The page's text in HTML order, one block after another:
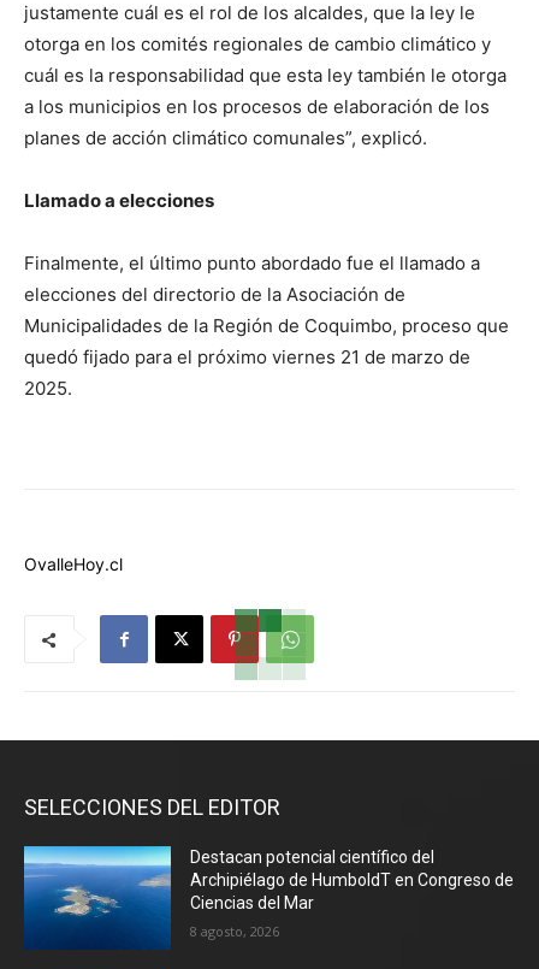
justamente cuál es el rol de los alcaldes, que la ley le
otorga en los comités regionales de cambio climático y
cuál es la responsabilidad que esta ley también le otorga
a los municipios en los procesos de elaboración de los
planes de acción climático comunales”, explicó.
Llamado a elecciones
Finalmente, el último punto abordado fue el llamado a
elecciones del directorio de la Asociación de
Municipalidades de la Región de Coquimbo, proceso que
quedó fijado para el próximo viernes 21 de marzo de
2025.
OvalleHoy.cl
SELECCIONES DEL EDITOR
Destacan potencial científico del
Archipiélago de HumboldT en Congreso de
Ciencias del Mar
8 agosto, 2026